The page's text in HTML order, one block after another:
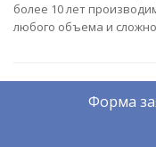
более 10 лет
любого объема и
Форма